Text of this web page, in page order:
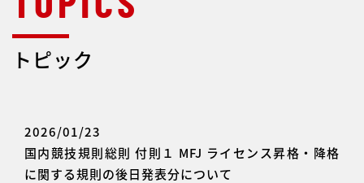
トピック
2026/01/23
国内競技規則総則 付則１ MFJ ライセンス昇格・降格
に関する規則の後日発表分について